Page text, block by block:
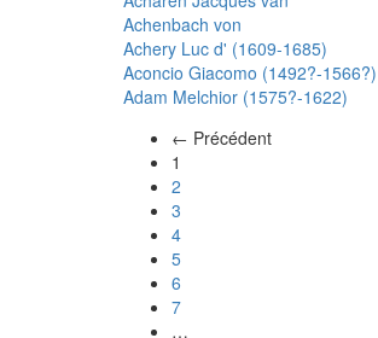
Achenbach von
Achery Luc d' (1609-1685)
Aconcio Giacomo (1492?-1566?)
Adam Melchior (1575?-1622)
← Précédent
1
2
3
4
5
6
7
…